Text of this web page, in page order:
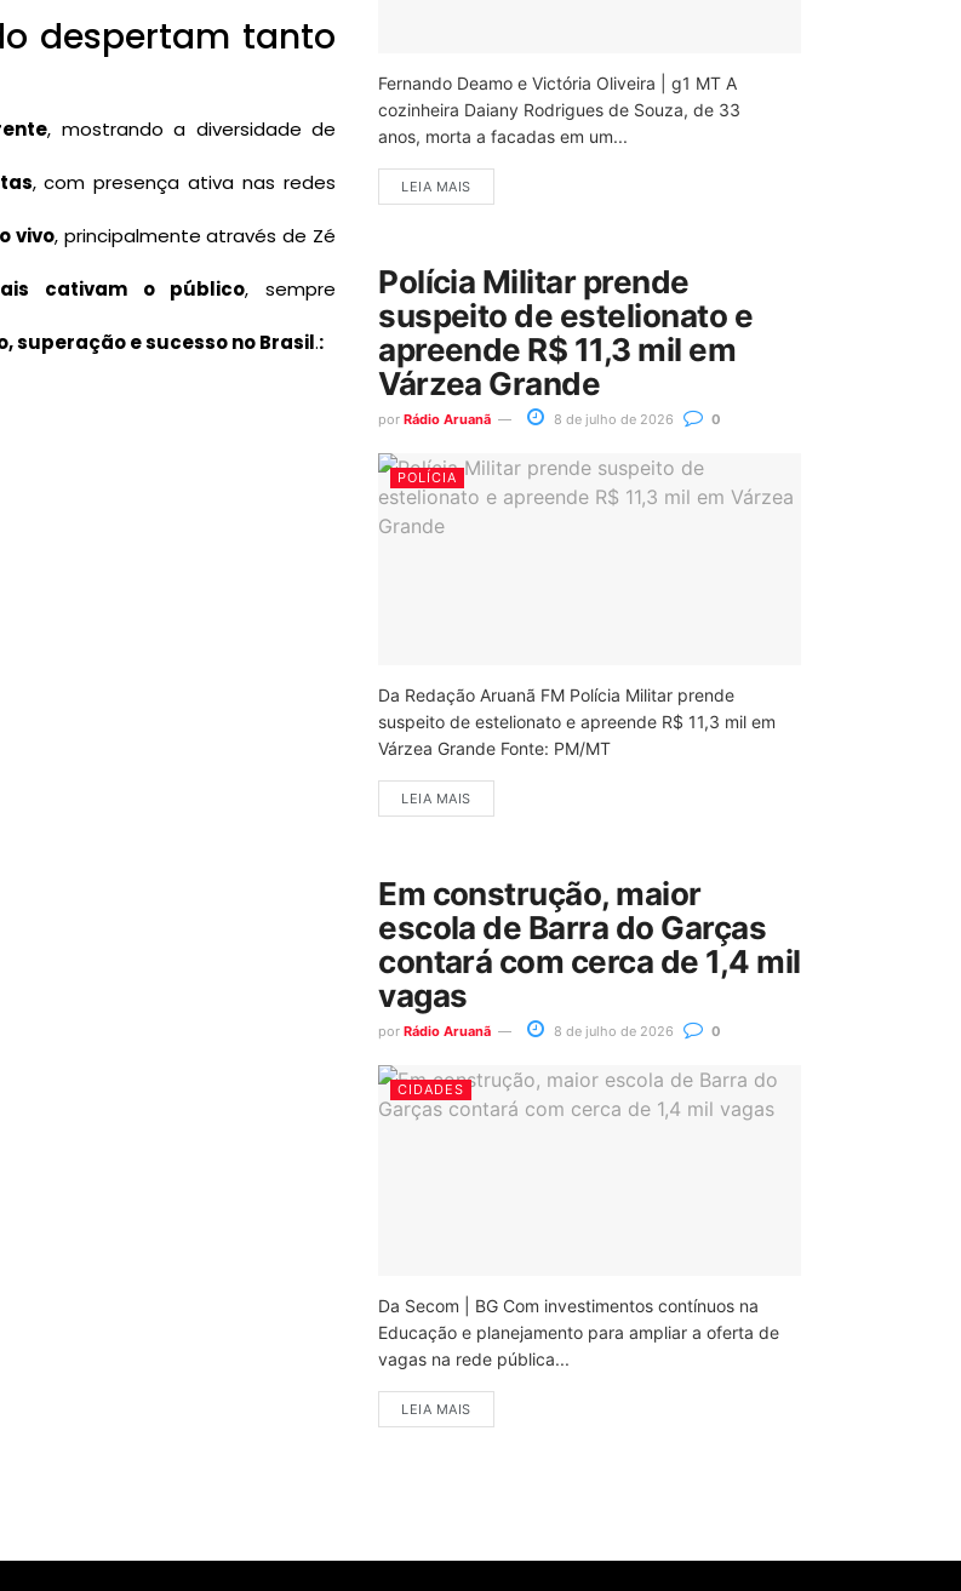
despertam tanto
, mostrando a diversidade de
, com presença ativa nas redes
vivo, principalmente através de Zé
cativam o público, sempre
superação e sucesso no Brasil.:
Fernando Deamo e Victória Oliveira | g1 MT A
cozinheira Daiany Rodrigues de Souza, de 33
anos, morta a facadas em um...
LEIA MAIS
Polícia Militar prende
suspeito de estelionato e
apreende R$ 11,3 mil em
Várzea Grande
por Rádio Aruanã 8 de julho de 2026 0
POLÍCIA
Da Redação Aruanã FM Polícia Militar prende
suspeito de estelionato e apreende R$ 11,3 mil em
Várzea Grande Fonte: PM/MT
LEIA MAIS
Em construção, maior
escola de Barra do Garças
contará com cerca de 1,4 mil
vagas
por Rádio Aruanã 8 de julho de 2026 0
CIDADES
Da Secom | BG Com investimentos contínuos na
Educação e planejamento para ampliar a oferta de
vagas na rede pública...
LEIA MAIS